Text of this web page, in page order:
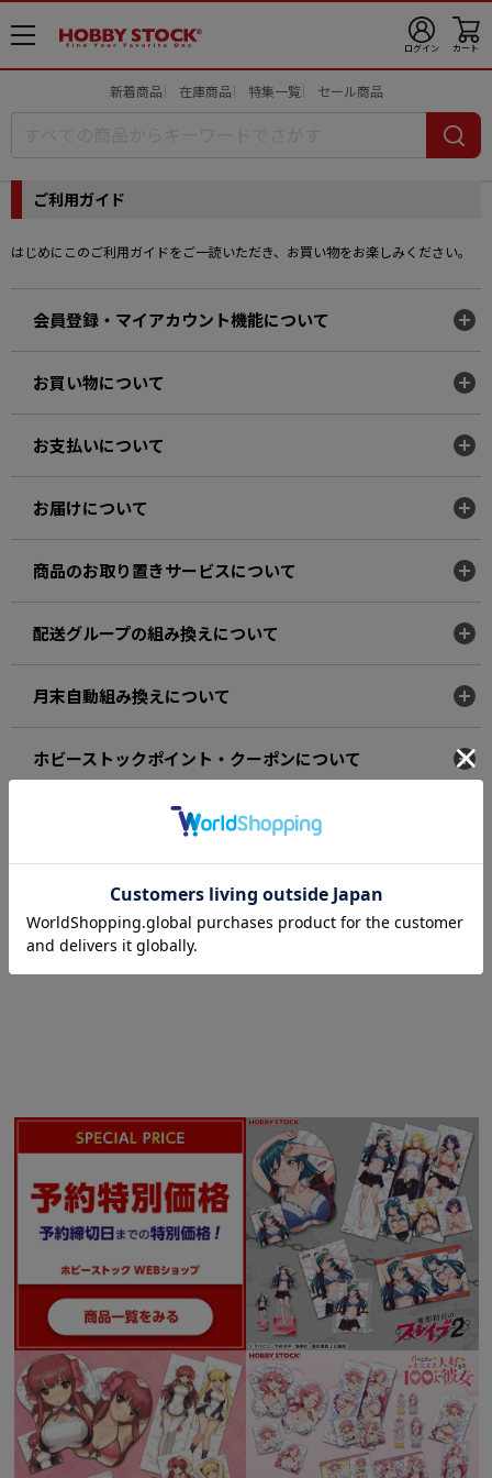
メ
ニ
ログイン カート
新着商品 在庫商品 特集一覧 セール商品
ご利用ガイド
はじめにこのご利用ガイドをご一読いただき、お買い物をお楽しみください。
会員登録・マイアカウント機能について
お買い物について
お支払いについて
お届けについて
商品のお取り置きサービスについて
配送グループの組み換えについて
月末自動組み換えについて
ホビーストックポイント・クーポンについて
ご注文の取り消し・キャンセル・交換・返品について
利用環境について